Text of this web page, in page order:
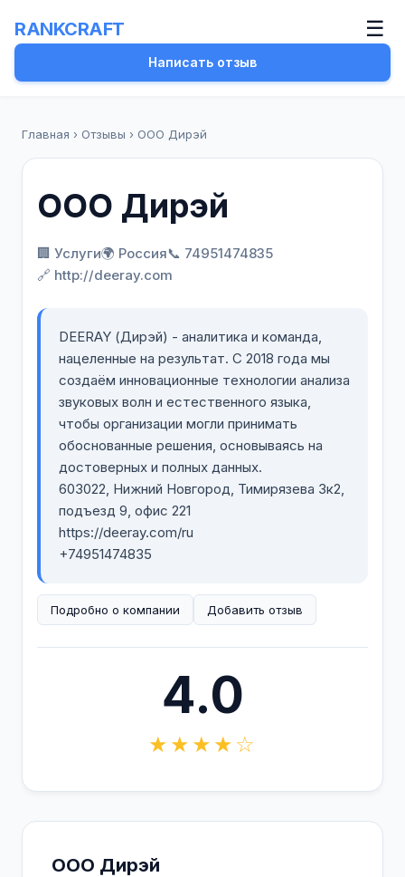
RANKCRAFT ☰
Написать отзыв
Главная › Отзывы › ООО Дирэй
ООО Дирэй
🏢 Услуги🌍 Россия📞 74951474835
🔗 http://deeray.com
DEERAY (Дирэй) - аналитика и команда,
нацеленные на результат. С 2018 года мы
создаём инновационные технологии анализа
звуковых волн и естественного языка,
чтобы организации могли принимать
обоснованные решения, основываясь на
достоверных и полных данных.
603022, Нижний Новгород, Тимирязева 3к2,
подъезд 9, офис 221
https://deeray.com/ru
+74951474835
Подробно о компании Добавить отзыв
4.0
★★★★☆
ООО Дирэй